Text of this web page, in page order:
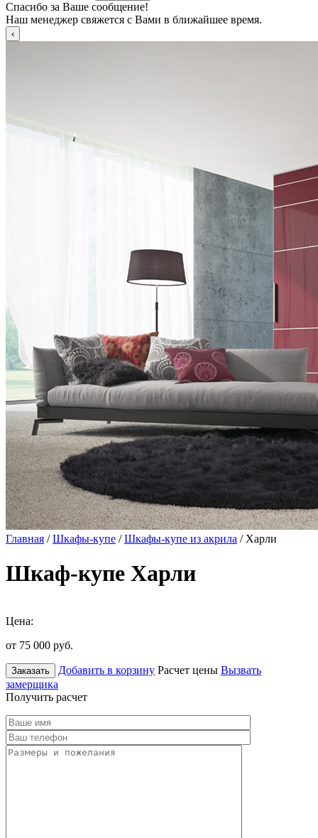
Спасибо за Ваше сообщение!
Наш менеджер свяжется с Вами в ближайшее время.
Главная /Шкафы-купе /Шкафы-купе из акрила / Харли
Шкаф-купе Харли
Цена:
от 75 000 руб.
Заказать Добавить в корзину Расчет цены Вызвать
замерщика
Получить расчет